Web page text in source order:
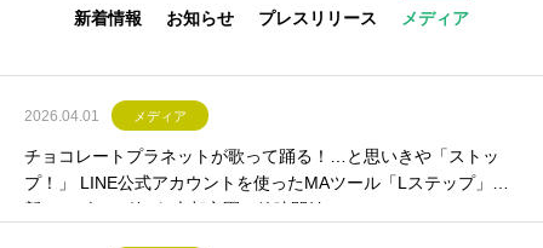
新着情報 お知らせ プレスリリース メディア
2026.04.01 メディア
チョコレートプラネットが歌って踊る！…と思いきや「ストッ
プ！」 LINE公式アカウントを使ったMAツール「Lステップ」の
新テレビCM2篇が5大都市圏で放映開始